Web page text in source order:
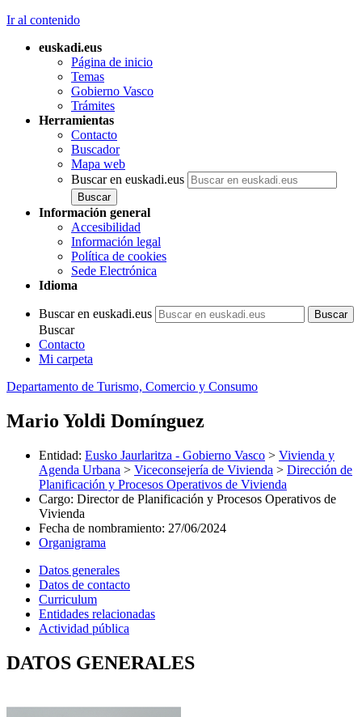
Ir al contenido
euskadi.eus
Página de inicio
Temas
Gobierno Vasco
Trámites
Herramientas
Contacto
Buscador
Mapa web
Buscar en euskadi.eus
Información general
Accesibilidad
Información legal
Política de cookies
Sede Electrónica
Idioma
Buscar en euskadi.eus
Buscar
Contacto
Mi carpeta
Departamento de Turismo, Comercio y Consumo
Mario Yoldi Domínguez
Entidad: Eusko Jaurlaritza - Gobierno Vasco > Vivienda y
Agenda Urbana > Viceconsejería de Vivienda > Dirección de
Planificación y Procesos Operativos de Vivienda
Cargo: Director de Planificación y Procesos Operativos de
Vivienda
Fecha de nombramiento: 27/06/2024
Organigrama
Datos generales
Datos de contacto
Curriculum
Entidades relacionadas
Actividad pública
DATOS GENERALES